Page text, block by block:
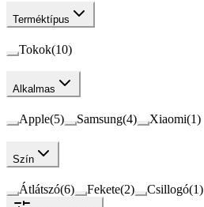
Terméktípus
Tokok(10)
Alkalmas
Apple(5) Samsung(4) Xiaomi(1)
Szín
Átlátszó(6) Fekete(2) Csillogó(1)